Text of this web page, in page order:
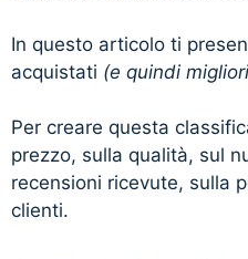
In questo articolo ti
acquistati (e quindi
Per creare questa
prezzo, sulla qualità, sul
recensioni ricevute, sulla
clienti.